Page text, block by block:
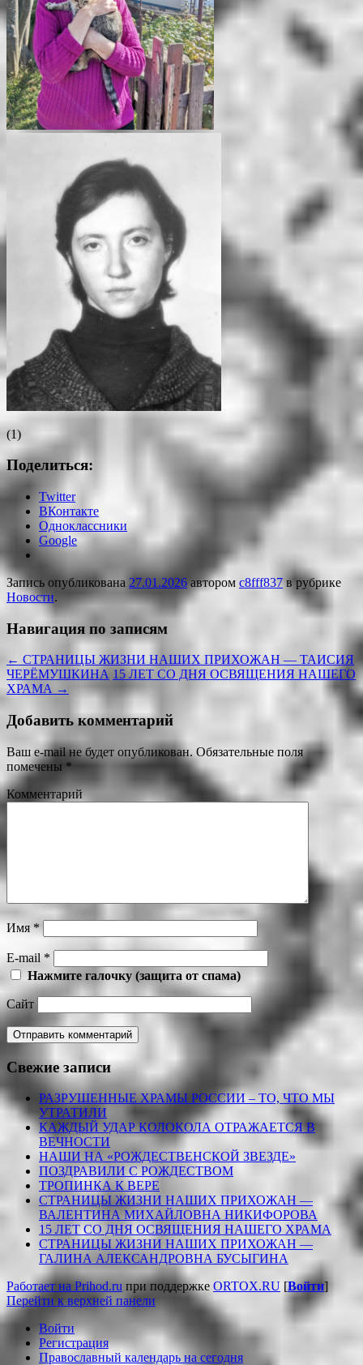
(1)
Поделиться:
Twitter
ВКонтакте
Одноклассники
Google
Запись опубликована 27.01.2026автором c8fff837 в рубрике
Новости.
Навигация по записям
← СТРАНИЦЫ ЖИЗНИ НАШИХ ПРИХОЖАН — ТАИСИЯ
ЧЕРЁМУШКИНА 15 ЛЕТ СО ДНЯ ОСВЯЩЕНИЯ НАШЕГО
ХРАМА →
Добавить комментарий
Ваш e-mail не будет опубликован. Обязательные поля
помечены *
Комментарий
Имя *
E-mail *
Нажмите галочку (защита от спама)
Сайт
Свежие записи
РАЗРУШЕННЫЕ ХРАМЫ РОССИИ – ТО, ЧТО МЫ
УТРАТИЛИ
КАЖДЫЙ УДАР КОЛОКОЛА ОТРАЖАЕТСЯ В
ВЕЧНОСТИ
НАШИ НА «РОЖДЕСТВЕНСКОЙ ЗВЕЗДЕ»
ПОЗДРАВИЛИ С РОЖДЕСТВОМ
ТРОПИНКА К ВЕРЕ
СТРАНИЦЫ ЖИЗНИ НАШИХ ПРИХОЖАН —
ВАЛЕНТИНА МИХАЙЛОВНА НИКИФОРОВА
15 ЛЕТ СО ДНЯ ОСВЯЩЕНИЯ НАШЕГО ХРАМА
СТРАНИЦЫ ЖИЗНИ НАШИХ ПРИХОЖАН —
ГАЛИНА АЛЕКСАНДРОВНА БУСЫГИНА
Работает на Prihod.ru при поддержке ORTOX.RU [Войти]
Перейти к верхней панели
Войти
Регистрация
Православный календарь на сегодня